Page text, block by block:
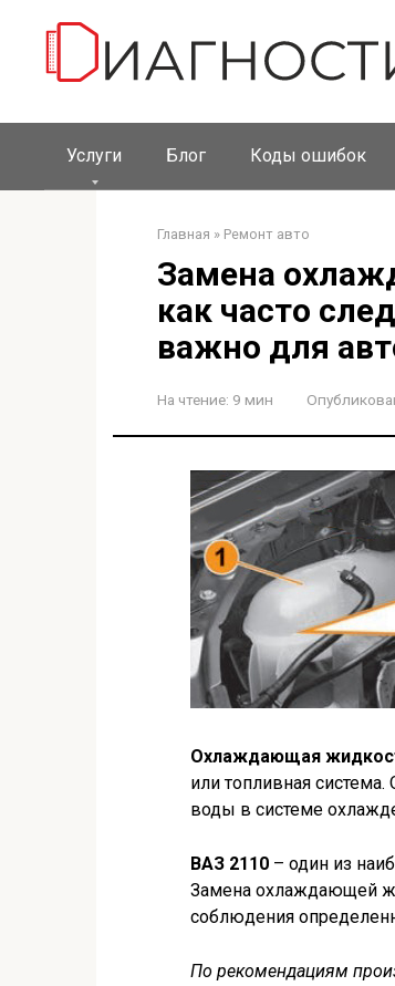
контенту
Услуги Блог Коды ошибок
Главная » Ремонт авто
Замена
как часто
важно для
На чтение: 9 мин
Охлаждающая
или топливная
воды в системе
ВАЗ 2110 – один из
Замена охлаждающей
соблюдения
По рекомендациям